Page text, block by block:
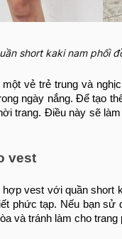
short kaki nam phối
vẻ trẻ trung và
ngày nắng. Để tạo
trang. Điều này sẽ
vest
vest với quần
phức tạp. Nếu bạn
và tránh làm cho trang